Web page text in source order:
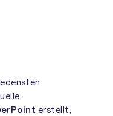
erstellt,